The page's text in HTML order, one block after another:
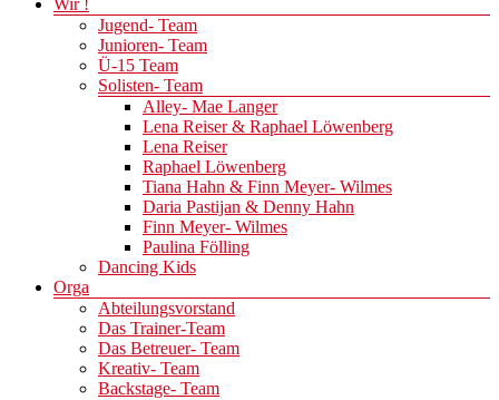
Wir !
Jugend- Team
Junioren- Team
Ü-15 Team
Solisten- Team
Alley- Mae Langer
Lena Reiser & Raphael Löwenberg
Lena Reiser
Raphael Löwenberg
Tiana Hahn & Finn Meyer- Wilmes
Daria Pastijan & Denny Hahn
Finn Meyer- Wilmes
Paulina Fölling
Dancing Kids
Orga
Abteilungsvorstand
Das Trainer-Team
Das Betreuer- Team
Kreativ- Team
Backstage- Team